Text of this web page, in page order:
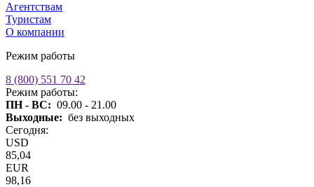
Агентствам
Туристам
О компании
Режим работы
8 (800) 551 70 42
Режим работы:
ПН - ВС: 09.00 - 21.00
Выходные: без выходных
Сегодня:
USD
85,04
EUR
98,16